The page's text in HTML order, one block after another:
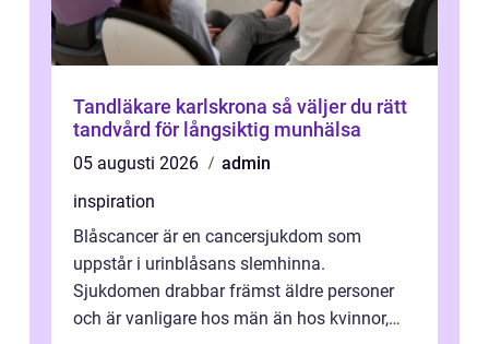
Tandläkare karlskrona så väljer du rätt
tandvård för långsiktig munhälsa
05 augusti 2026
admin
inspiration
Blåscancer är en cancersjukdom som
uppstår i urinblåsans slemhinna.
Sjukdomen drabbar främst äldre personer
och är vanligare hos män än hos kvinnor,